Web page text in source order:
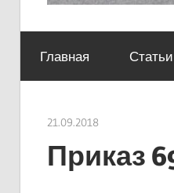
юридический
центр
Главная Статьи
21.09.2018Евгений
Приказ